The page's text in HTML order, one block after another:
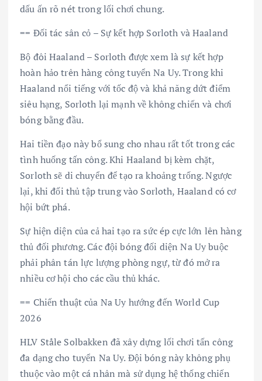
dấu ấn rõ nét trong lối chơi chung.
== Đối tác sân cỏ – Sự kết hợp Sorloth và Haaland
Bộ đôi Haaland – Sorloth được xem là sự kết hợp
hoàn hảo trên hàng công tuyển Na Uy. Trong khi
Haaland nổi tiếng với tốc độ và khả năng dứt điểm
siêu hạng, Sorloth lại mạnh về không chiến và chơi
bóng bằng đầu.
Hai tiền đạo này bổ sung cho nhau rất tốt trong các
tình huống tấn công. Khi Haaland bị kèm chặt,
Sorloth sẽ di chuyển để tạo ra khoảng trống. Ngược
lại, khi đối thủ tập trung vào Sorloth, Haaland có cơ
hội bứt phá.
Sự hiện diện của cả hai tạo ra sức ép cực lớn lên hàng
thủ đối phương. Các đội bóng đối diện Na Uy buộc
phải phân tán lực lượng phòng ngự, từ đó mở ra
nhiều cơ hội cho các cầu thủ khác.
== Chiến thuật của Na Uy hướng đến World Cup
2026
HLV Ståle Solbakken đã xây dựng lối chơi tấn công
đa dạng cho tuyển Na Uy. Đội bóng này không phụ
thuộc vào một cá nhân mà sử dụng hệ thống chiến